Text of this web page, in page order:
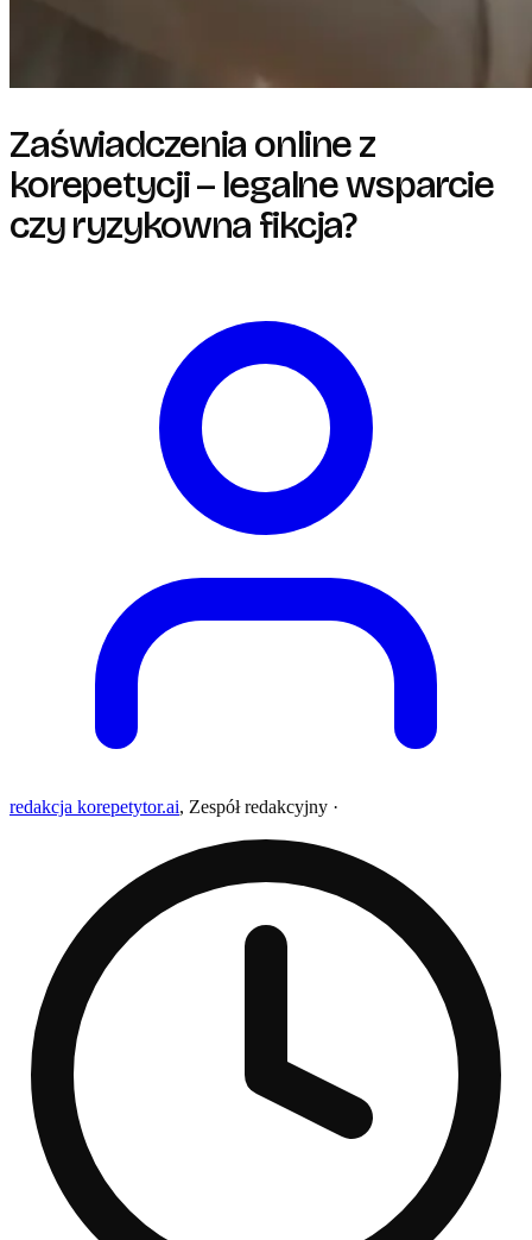
Zaświadczenia online z
korepetycji – legalne wsparcie
czy ryzykowna fikcja?
redakcja korepetytor.ai, Zespół redakcyjny ·